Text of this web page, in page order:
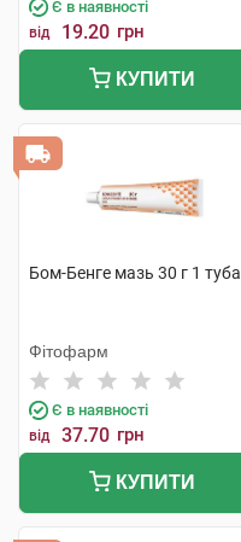
Є в наявності
від 19.20 грн
КУПИТИ
Бом-Бенге мазь 30 г 1 туба
Фітофарм
Є в наявності
від 37.70 грн
КУПИТИ